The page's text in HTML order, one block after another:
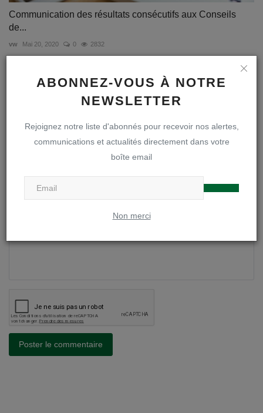
ABONNEZ-VOUS À NOTRE
NEWSLETTER
Rejoignez notre liste d'abonnés pour recevoir nos alertes,
communications et actualités directement dans votre
boîte email
Non merci
Communication des résultats consécutifs aux Conseils
de...
vw Mai 20, 2020 0 2832
COMMENTAIRES
Poster le commentaire